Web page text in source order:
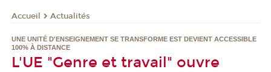
Accueil Actualités
UNE UNITÉ D'ENSEIGNEMENT SE TRANSFORME EST DEVIENT ACCESSIBLE
100% À DISTANCE
L'UE "Genre et travail" ouvre